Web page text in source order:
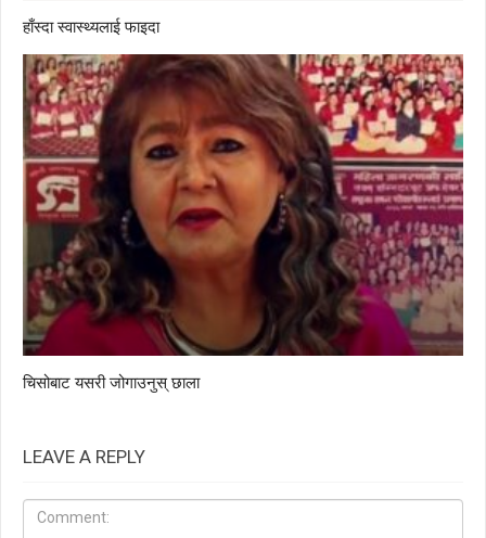
हाँस्दा स्वास्थ्यलाई फाइदा
चिसोबाट यसरी जोगाउनुस् छाला
LEAVE A REPLY